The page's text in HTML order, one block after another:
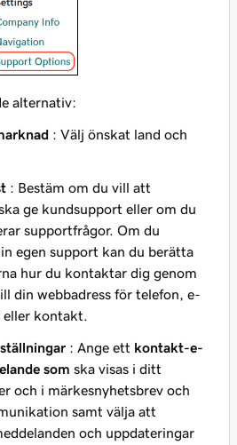
alternativ:
: Välj önskat land och
: Bestäm om du vill att
ge kundsupport eller om du
supportfrågor. Om du
egen support kan du berätta
hur du kontaktar dig genom
din webbadress för telefon, e-
kontakt.
: Ange ett kontakt-e-
som ska visas i ditt
och i märkesnyhetsbrev och
samt välja att
och uppdateringar